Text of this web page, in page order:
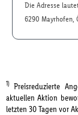
Die Adresse
6290 Mayrhofen,
1) Preisreduzierte
aktuellen Aktion
letzten 30 Tagen vor